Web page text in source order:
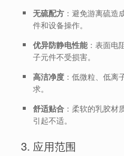
无硫配方：避免游离硫造
件和设备操作。
优异防静电性能：表面电
子元件不受损害。
高洁净度：低微粒、低离
求。
舒适贴合：柔软的乳胶材
引起不适。
3. 应用范围